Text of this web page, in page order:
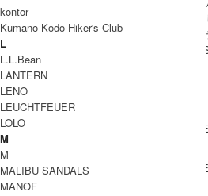
トップスインスタイルも映える、スッキリ
を選ばず、女性らしい雰囲気たっぷりのコー
GARMENT REPRODUCTION OF
オブワーカーズ) FRILL SHIRT
COODINATE
kontor
Kumano Kodo Hiker's Club
L
L.L.Bean
LANTERN
LENO
LEUCHTFEUER
LOLO
M
M
MALIBU SANDALS
MANOF